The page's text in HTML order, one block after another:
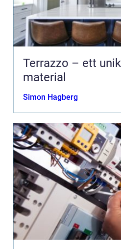
Terrazzo – ett
material
Simon Hagberg